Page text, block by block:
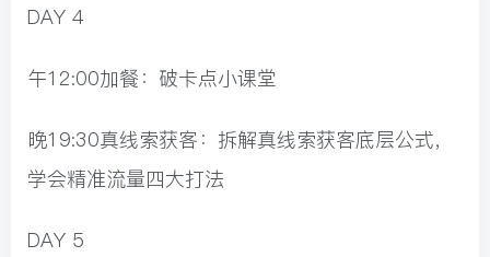
DAY 4
午12:00加餐：破卡点小课堂
晚19:30真线索获客：拆解真线索获客底层公式，
学会精准流量四大打法
DAY 5